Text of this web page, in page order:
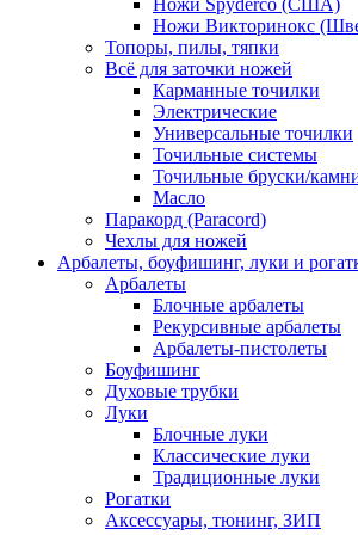
Ножи Викторинокс
Топоры, пилы, тяпки
Всё для заточки ножей
Карманные точилки
Электрические
Универсальные точилки
Точильные системы
Точильные бруски/
Масло
Паракорд (Paracord)
Чехлы для ножей
Арбалеты, боуфишинг, луки и
Арбалеты
Блочные арбалеты
Рекурсивные арбалеты
Арбалеты-пистолеты
Боуфишинг
Духовые трубки
Луки
Блочные луки
Классические луки
Традиционные луки
Рогатки
Аксессуары, тюнинг, ЗИП